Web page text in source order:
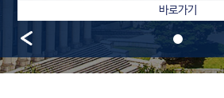
바로가기